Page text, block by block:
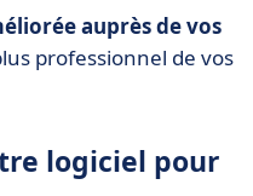
auprès de vos
professionnel de vos
logiciel pour